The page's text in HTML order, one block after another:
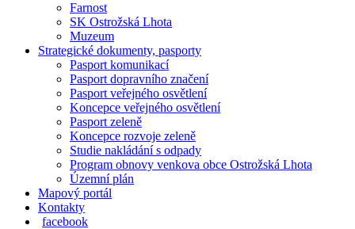
Farnost
SK Ostrožská Lhota
Muzeum
Strategické dokumenty, pasporty
Pasport komunikací
Pasport dopravního značení
Pasport veřejného osvětlení
Koncepce veřejného osvětlení
Pasport zeleně
Koncepce rozvoje zeleně
Studie nakládání s odpady
Program obnovy venkova obce Ostrožská Lhota
Územní plán
Mapový portál
Kontakty
facebook